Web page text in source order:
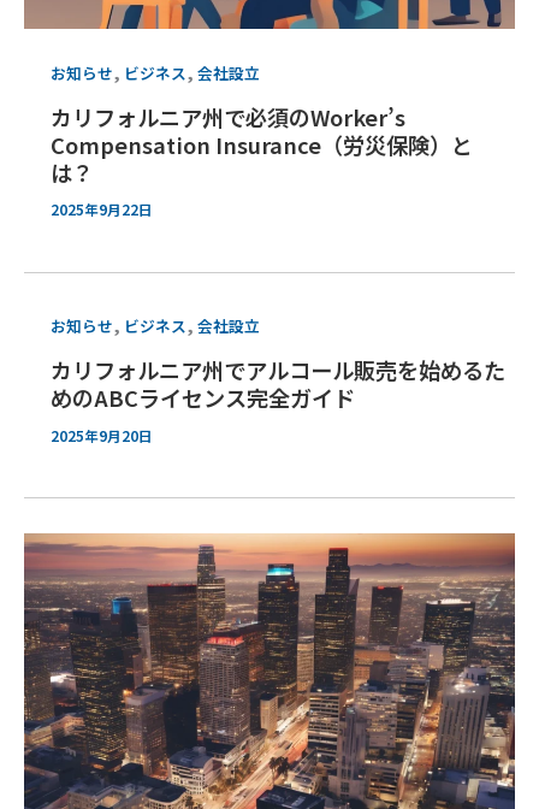
お知らせ, ビジネス, 会社設立
カリフォルニア州で必須のWorker’s
Compensation Insurance（労災保険）と
は？
2025年9月22日
お知らせ, ビジネス, 会社設立
カリフォルニア州でアルコール販売を始めるた
めのABCライセンス完全ガイド
2025年9月20日